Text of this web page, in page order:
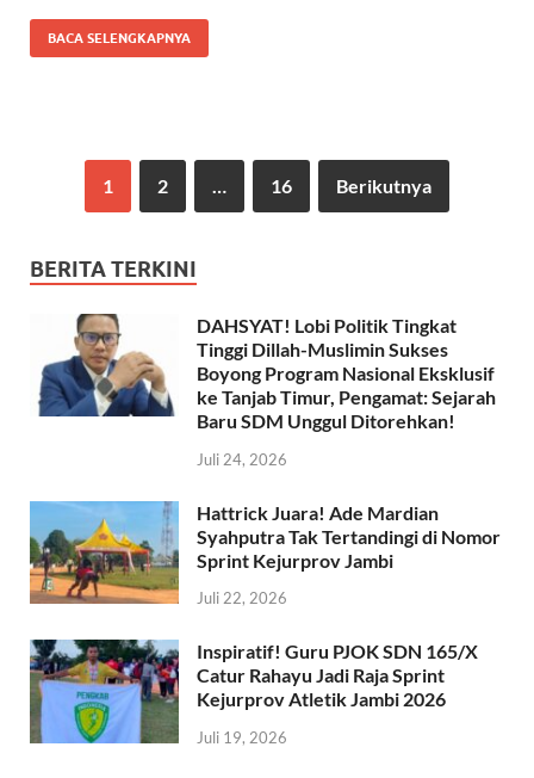
BACA SELENGKAPNYA
1 2 … 16 Berikutnya
BERITA TERKINI
DAHSYAT! Lobi Politik Tingkat
Tinggi Dillah-Muslimin Sukses
Boyong Program Nasional Eksklusif
ke Tanjab Timur, Pengamat: Sejarah
Baru SDM Unggul Ditorehkan!
Juli 24, 2026
Hattrick Juara! Ade Mardian
Syahputra Tak Tertandingi di Nomor
Sprint Kejurprov Jambi
Juli 22, 2026
Inspiratif! Guru PJOK SDN 165/X
Catur Rahayu Jadi Raja Sprint
Kejurprov Atletik Jambi 2026
Juli 19, 2026